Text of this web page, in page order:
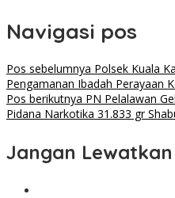
Navigasi pos
Pos sebelumnya Polsek Kuala
Pengamanan Ibadah Perayaan
Pos berikutnya PN Pelalawan
Pidana Narkotika 31.833 gr
Jangan Lewatkan